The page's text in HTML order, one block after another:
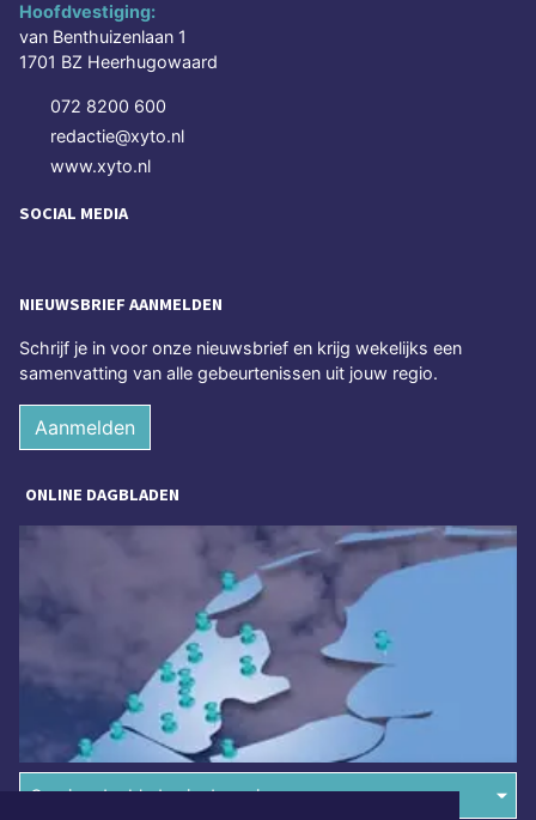
Hoofdvestiging:
van Benthuizenlaan 1
1701 BZ Heerhugowaard
072 8200 600
redactie@xyto.nl
www.xyto.nl
SOCIAL MEDIA
NIEUWSBRIEF AANMELDEN
Schrijf je in voor onze nieuwsbrief en krijg wekelijks een
samenvatting van alle gebeurtenissen uit jouw regio.
Aanmelden
ONLINE DAGBLADEN
Overige dagbladen in de regio